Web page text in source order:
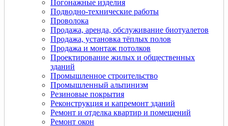
Погонажные изделия
Подводно-технические работы
Проволока
Продажа, аренда, обслуживание биотуалетов
Продажа, установка тёплых полов
Продажа и монтаж потолков
Проектирование жилых и общественных
зданий
Промышленное строительство
Промышленный альпинизм
Резиновые покрытия
Реконструкция и капремонт зданий
Ремонт и отделка квартир и помещений
Ремонт окон